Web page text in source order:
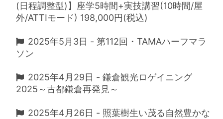
(日程調整型)】座学5時間+実技講習(10時間/屋
外/ATTIモード) 198,000円(税込)
2025年5月3日 - 第112回・TAMAハーフマラ
ソン
2025年4月29日 - 鎌倉観光ロゲイニング
2025～古都鎌倉再発見～
2025年4月26日 - 照葉樹生い茂る自然豊かな